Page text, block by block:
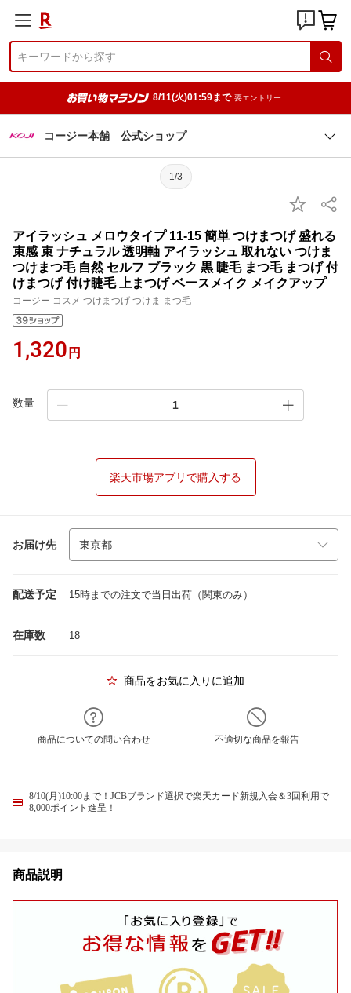
8/11(火)01:59まで 要エントリー
コージー本舗 公式ショップ
1/3
アイラッシュ メロウタイプ 11-15 簡単 つけまつげ 盛れる
束感 束 ナチュラル 透明軸 アイラッシュ 取れない つけま
つけまつ毛 自然 セルフ ブラック 黒 睫毛 まつ毛 まつげ 付
けまつげ 付け睫毛 上まつげ ベースメイク メイクアップ
コージー コスメ つけまつげ つけま まつ毛
1,320 円
数量
楽天市場アプリで購入する
お届け先
配送予定 15時までの注文で当日出荷（関東のみ）
在庫数 18
商品をお気に入りに追加
商品についての問い合わせ 不適切な商品を報告
8/10(月)10:00まで！JCBブランド選択で楽天カード新規入会＆3回利用で
8,000ポイント進呈！
商品説明